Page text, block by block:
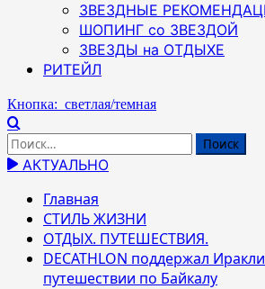
ЗВЕЗДНЫЕ
ШОПИНГ со ЗВЕЗДОЙ
ЗВЕЗДЫ на ОТДЫХЕ
РИТЕЙЛ
Кнопка: светлая/темная
Найти:
АКТУАЛЬНО
Главная
СТИЛЬ ЖИЗНИ
ОТДЫХ. ПУТЕШЕСТВИЯ.
DECATHLON поддержал
путешествии по Байкалу